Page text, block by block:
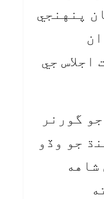
پنهنجي
جي
گورنر
جو وڏو